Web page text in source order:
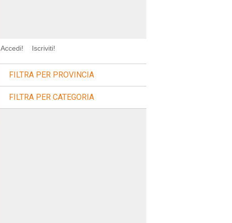
Accedi! Iscriviti!
FILTRA PER PROVINCIA
FILTRA PER CATEGORIA